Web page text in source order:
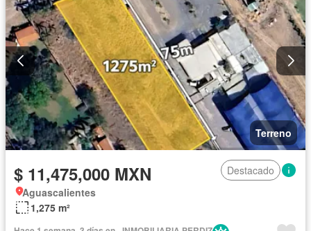
Terreno
$ 11,475,000 MXN
Destacado
Aguascalientes
1,275 m²